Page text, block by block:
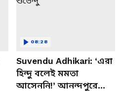
Suvendu Adhikari: ‘এরা
হিন্দু বলেই মমতা
আসেননি!’ আনন্দপুরে
08:28